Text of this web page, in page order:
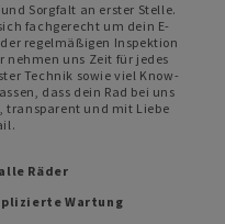
Sorgfalt an erster Stelle.
fachgerecht um dein E-
regelmäßigen Inspektion
nehmen uns Zeit für jedes
Technik sowie viel Know-
dass dein Rad bei uns
transparent und mit Liebe
Räder
Wartung